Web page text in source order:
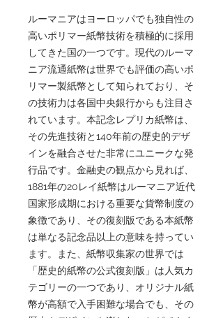
ルーマニアはヨーロッパでも独自性の
高いポリマー紙幣技術を積極的に採用
してきた国の一つです。現代のルーマ
ニア流通紙幣は世界でも評価の高いポ
リマー製紙幣として知られており、そ
の技術力は各国中央銀行からも注目さ
れています。本記念レプリカ紙幣は、
その先進技術と140年前の歴史的デザ
インを融合させた非常にユニークな発
行品です。金融史の観点から見れば、
1881年の20レイ紙幣はルーマニア近代
国家形成期における重要な貨幣制度の
象徴であり、その復刻版である本紙幣
は単なる記念品以上の意味を持ってい
ます。また、紙幣収集家の世界では
「歴史的紙幣の公式復刻版」は人気カ
テゴリーの一つであり、オリジナル紙
幣が高額で入手困難な場合でも、その